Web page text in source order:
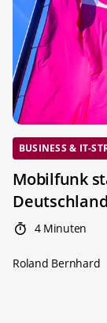
BUSINESS & IT-
Mobilfunk
Deutschland
4 Minuten
Roland Bernhard